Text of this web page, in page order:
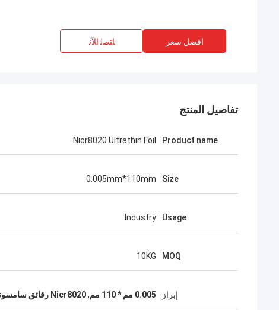
افضل سعر ﺎﺘﺼﻟ ﺍﻶﻧ
تفاصيل المنتج
Product name
Nicr8020 Ultrathin Foil
Size
0.005mm*110mm
Usage
Industry
MOQ
10KG
إبراز 0.005 مم * 110 مم ,Nicr8020 رقائق سامسونج